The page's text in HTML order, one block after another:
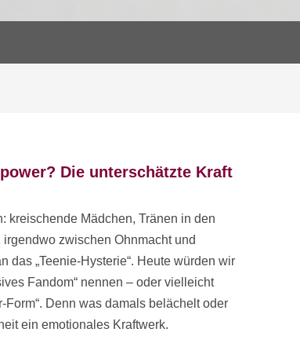
Die unterschätzte Kraft
kreischende Mädchen, Tränen in den
zwischen Ohnmacht und
das „Teenie-Hysterie“. Heute würden wir
Fandom“ nennen – oder vielleicht
Denn was damals belächelt oder
ein emotionales Kraftwerk.